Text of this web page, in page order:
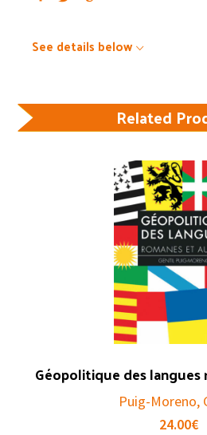
See details below
Related
Géopolitique des
Puig-Moreno,
24.00€